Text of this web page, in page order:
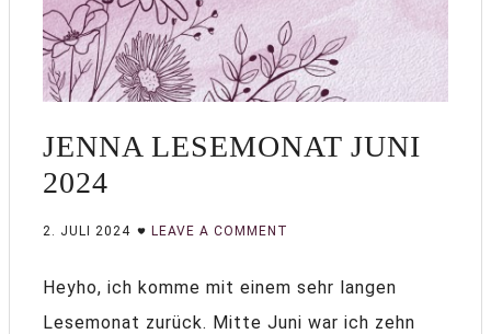
JENNA LESEMONAT JUNI
2024
2. JULI 2024 LEAVE A COMMENT
Heyho, ich komme mit einem sehr langen
Lesemonat zurück. Mitte Juni war ich zehn